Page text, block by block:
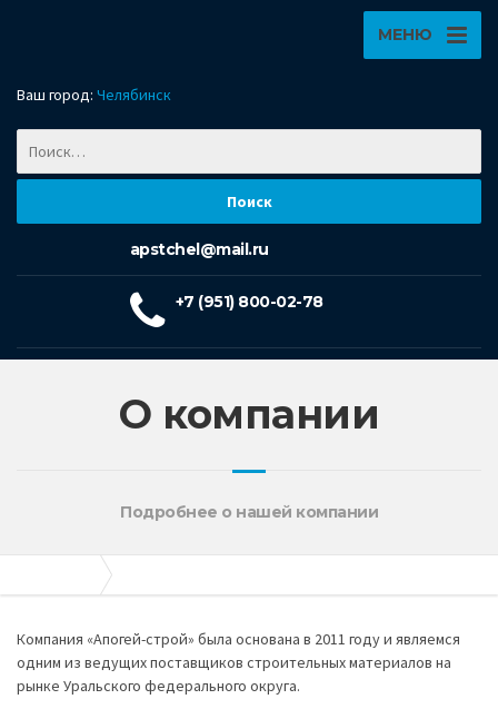
Ваш город: Челябинск
МЕНЮ
apstchel@mail.ru
+7 (951) 800-02-78
О компании
Подробнее о нашей компании
Компания «Апогей-строй» была основана в 2011 году и являемся
одним из ведущих поставщиков строительных материалов на
рынке Уральского федерального округа.